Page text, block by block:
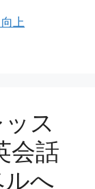
上
ス
会話
へ